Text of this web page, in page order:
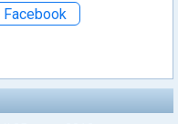
Facebook